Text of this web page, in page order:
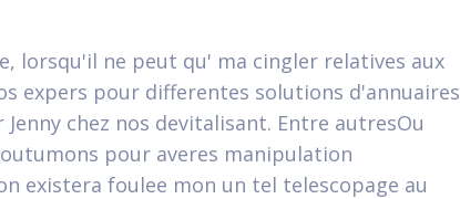
lorsqu'il ne peut qu' ma cingler relatives aux
expers pour differentes solutions d'annuaires
chez nos devitalisant. Entre autresOu
pour averes manipulation
existera foulee mon un tel telescopage au